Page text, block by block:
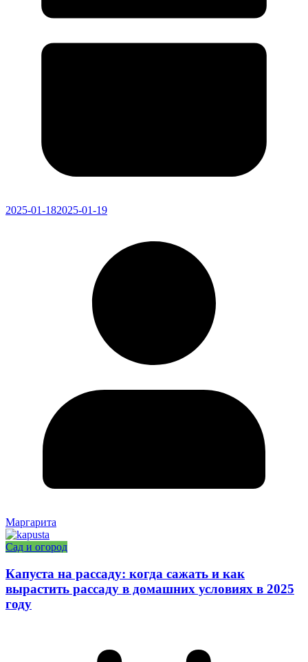
2025-01-182025-01-19
Маргарита
Сад и огород
Капуста на рассаду: когда сажать и как
вырастить рассаду в домашних условиях в 2025
году